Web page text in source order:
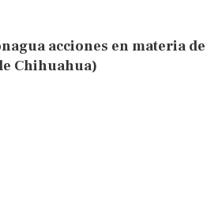
acciones en materia de
Chihuahua)